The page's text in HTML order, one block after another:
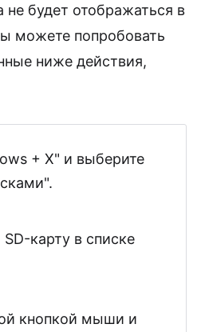
не будет отображаться в
можете попробовать
ниже действия,
+ X" и выберите
карту в списке
кнопкой мыши и